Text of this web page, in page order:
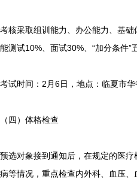
采取组训能力、办公能力、基础
测试10%、面试30%、“加分条件”
时间：2月6日，地点：临夏市华
）体格检查
对象接到通知后，在规定的医疗
等情况，重点检查内外科、血压